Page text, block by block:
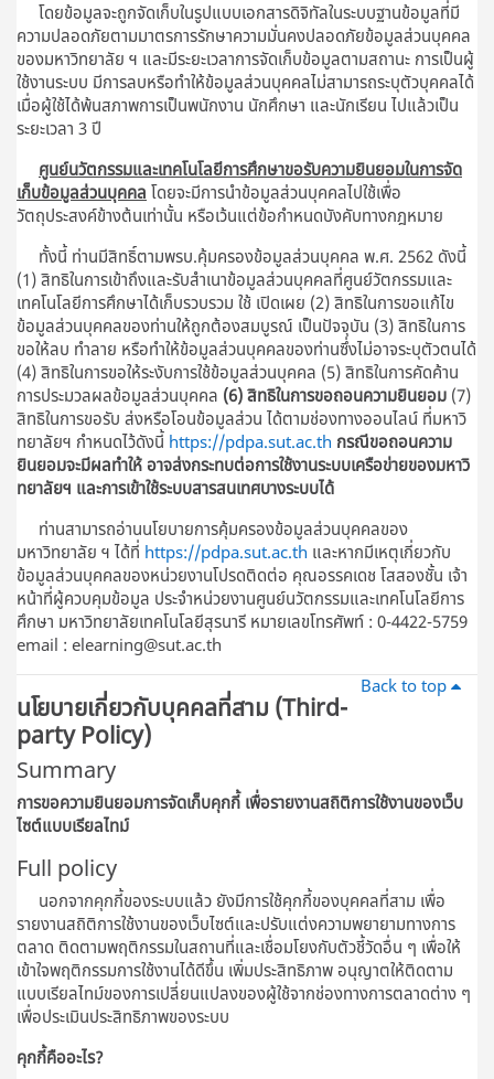
โดยข้อมูลจะถูกจัดเก็บในรูปแบบเอกสารดิจิทัลในระบบฐานข้อมูลที่มี
ความปลอดภัยตามมาตรการรักษาความมั่นคงปลอดภัยข้อมูลส่วนบุคคล
ของมหาวิทยาลัย ฯ และมีระยะเวลาการจัดเก็บข้อมูลตามสถานะ การเป็นผู้
ใช้งานระบบ มีการลบหรือทำให้ข้อมูลส่วนบุคคลไม่สามารถระบุตัวบุคคลได้
เมื่อผู้ใช้ได้พ้นสภาพการเป็นพนักงาน นักศึกษา และนักเรียน ไปแล้วเป็น
ระยะเวลา 3 ปี
ศูนย์นวัตกรรมและเทคโนโลยีการศึกษาขอรับความยินยอมในการจัด
เก็บข้อมูลส่วนบุคคล โดยจะมีการนำข้อมูลส่วนบุคคลไปใช้เพื่อ
วัตถุประสงค์ข้างต้นเท่านั้น หรือเว้นแต่ข้อกำหนดบังคับทางกฎหมาย
ทั้งนี้ ท่านมีสิทธิ์ตามพรบ.คุ้มครองข้อมูลส่วนบุคคล พ.ศ. 2562 ดังนี้
(1) สิทธิในการเข้าถึงและรับสำเนาข้อมูลส่วนบุคคลที่ศูนย์วัตกรรมและ
เทคโนโลยีการศึกษาได้เก็บรวบรวม ใช้ เปิดเผย (2) สิทธิในการขอแก้ไข
ข้อมูลส่วนบุคคลของท่านให้ถูกต้องสมบูรณ์ เป็นปัจจุบัน (3) สิทธิในการ
ขอให้ลบ ทำลาย หรือทำให้ข้อมูลส่วนบุคคลของท่านซึ่งไม่อาจระบุตัวตนได้
(4) สิทธิในการขอให้ระงับการใช้ข้อมูลส่วนบุคคล (5) สิทธิในการคัดค้าน
การประมวลผลข้อมูลส่วนบุคคล (6) สิทธิในการขอถอนความยินยอม (7)
สิทธิในการขอรับ ส่งหรือโอนข้อมูลส่วน ได้ตามช่องทางออนไลน์ ที่มหาวิ
ทยาลัยฯ กำหนดไว้ดังนี้ https://pdpa.sut.ac.th กรณีขอถอนความ
ยินยอมจะมีผลทำให้ อาจส่งกระทบต่อการใช้งานระบบเครือข่ายของมหาวิ
ทยาลัยฯ และการเข้าใช้ระบบสารสนเทศบางระบบได้
ท่านสามารถอ่านนโยบายการคุ้มครองข้อมูลส่วนบุคคลของ
มหาวิทยาลัย ฯ ได้ที่ https://pdpa.sut.ac.th และหากมีเหตุเกี่ยวกับ
ข้อมูลส่วนบุคคลของหน่วยงานโปรดติดต่อ คุณอรรคเดช โสสองชั้น เจ้า
หน้าที่ผู้ควบคุมข้อมูล ประจําหน่วยงานศูนย์นวัตกรรมและเทคโนโลยีการ
ศึกษา มหาวิทยาลัยเทคโนโลยีสุรนารี หมายเลขโทรศัพท์ : 0-4422-5759
email : elearning@sut.ac.th
Back to top
นโยบายเกี่ยวกับบุคคลที่สาม (Third-
party Policy)
Summary
การขอความยินยอมการจัดเก็บคุกกี้ เพื่อรายงานสถิติการใช้งานของเว็บ
ไซต์แบบเรียลไทม์
Full policy
นอกจากคุกกี้ของระบบแล้ว ยังมีการใช้คุกกี้ของบุคคลที่สาม เพื่อ
รายงานสถิติการใช้งานของเว็บไซต์และปรับแต่งความพยายามทางการ
ตลาด ติดตามพฤติกรรมในสถานที่และเชื่อมโยงกับตัวชี้วัดอื่น ๆ เพื่อให้
เข้าใจพฤติกรรมการใช้งานได้ดีขึ้น เพิ่มประสิทธิภาพ อนุญาตให้ติดตาม
แบบเรียลไทม์ของการเปลี่ยนแปลงของผู้ใช้จากช่องทางการตลาดต่าง ๆ
เพื่อประเมินประสิทธิภาพของระบบ
คุกกี้คืออะไร?